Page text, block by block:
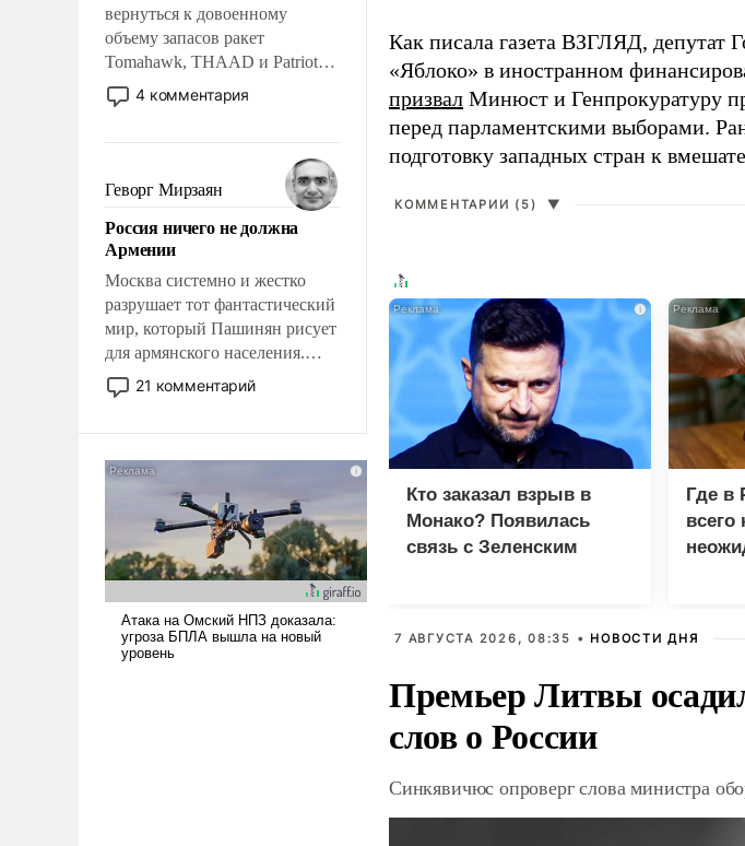
вернуться к довоенному
объему запасов ракет
Tomahawk, THAAD и Patriot
США потребуется более трех
лет. Даже небольшая война с
Сложившаяся ситуация
означает многолетний период
уязвимости США, например,
перед Китаем.
4 комментария
Геворг Мирзаян
Россия ничего не должна
Армении
Москва системно и жестко
разрушает тот фантастический
мир, который Пашинян рисует
для армянского населения.
Мир, где политические
прожекты будут безусловно
налогоплательщиков и где
Еревану за свои поступки не
нужно отвечать.
21 комментарий
Как писала газета ВЗГЛЯД, депутат
«Яблоко» в иностранном
призвал Минюст и Генпрокуратуру
перед парламентскими выборами.
подготовку западных стран к
КОММЕНТАРИИ (5) ▼
i
Кто заказал взрыв в
Монако? Появилась
связь с Зеленским
Где в
всего
7 АВГУСТА 2026, 08:35 • НОВОСТИ ДНЯ
Премьер Литвы
слов о России
Синкявичюс опроверг слова министра